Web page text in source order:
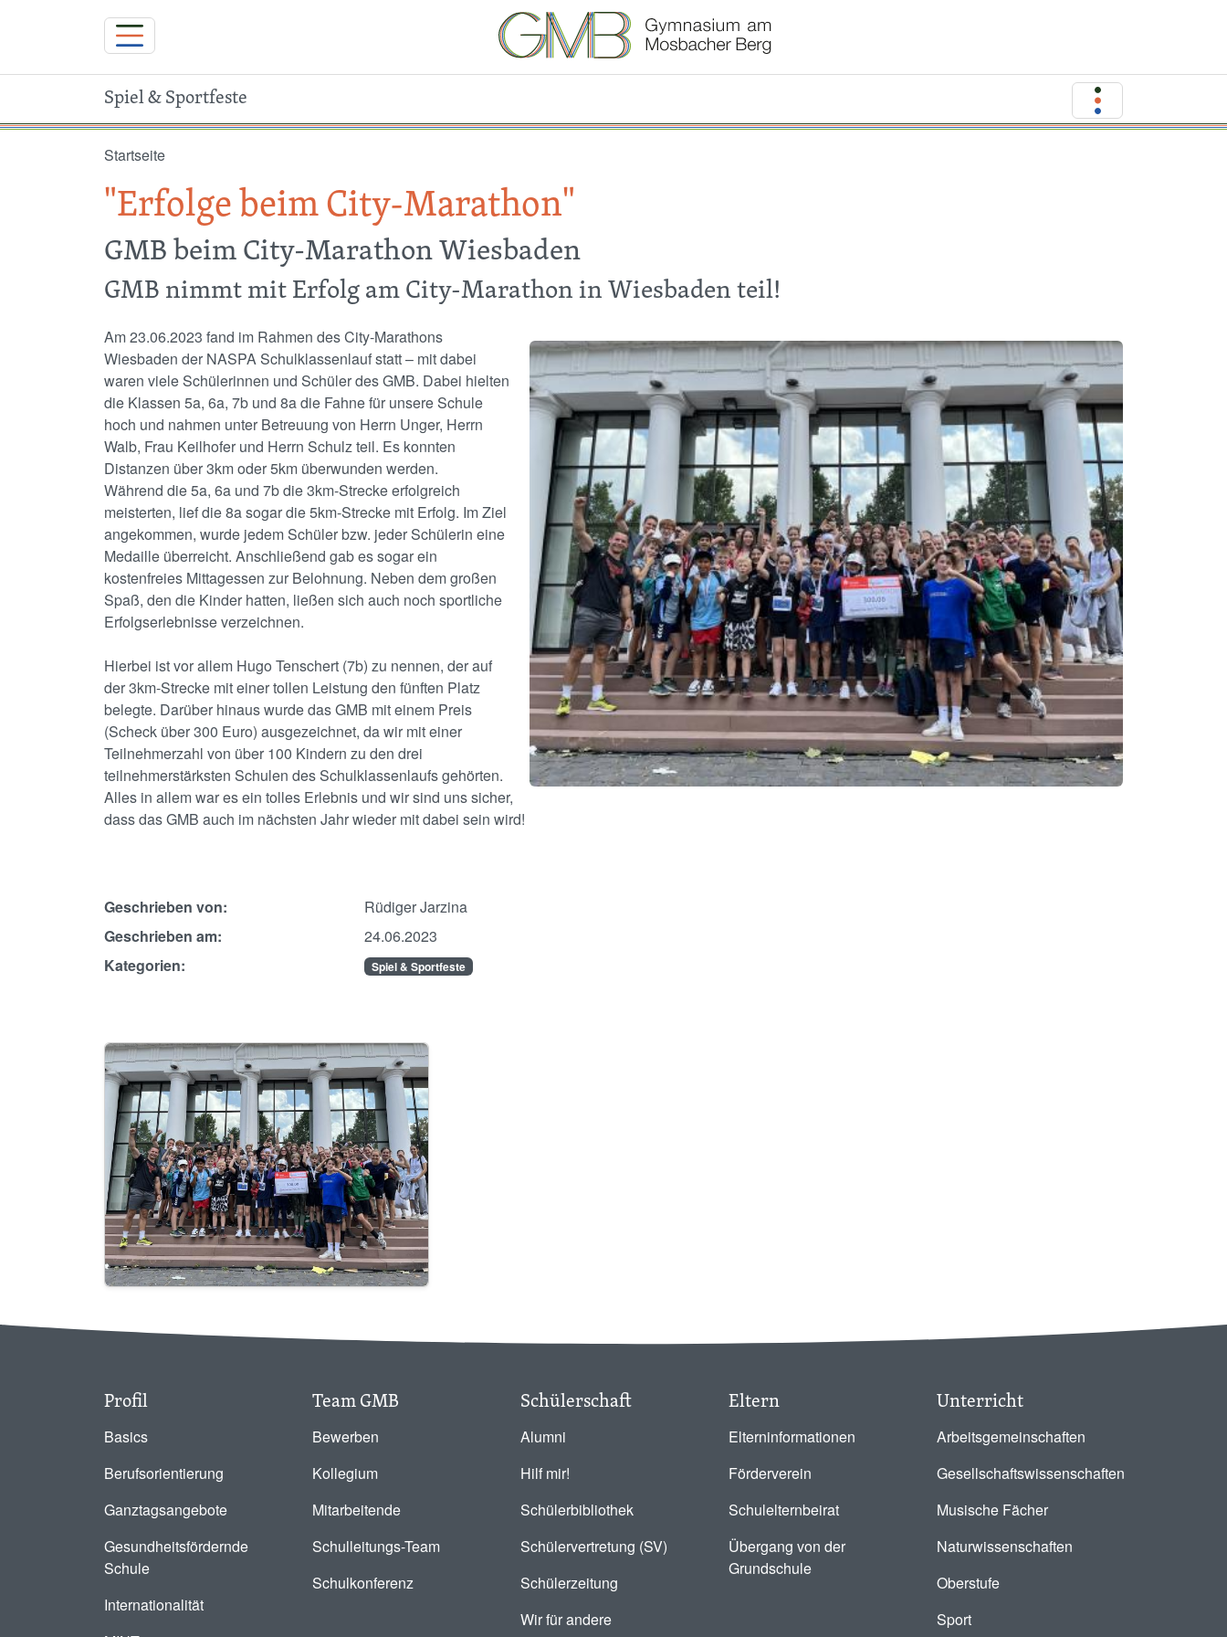
Spiel & Sportfeste
Startseite
"Erfolge beim City-Marathon"
GMB beim City-Marathon Wiesbaden
GMB nimmt mit Erfolg am City-Marathon in Wiesbaden teil!
Image
Am 23.06.2023 fand im Rahmen des City-Marathons
Wiesbaden der NASPA Schulklassenlauf statt – mit dabei
waren viele Schülerinnen und Schüler des GMB. Dabei hielten
die Klassen 5a, 6a, 7b und 8a die Fahne für unsere Schule
hoch und nahmen unter Betreuung von Herrn Unger, Herrn
Walb, Frau Keilhofer und Herrn Schulz teil. Es konnten
Distanzen über 3km oder 5km überwunden werden.
Während die 5a, 6a und 7b die 3km-Strecke erfolgreich
meisterten, lief die 8a sogar die 5km-Strecke mit Erfolg. Im Ziel
angekommen, wurde jedem Schüler bzw. jeder Schülerin eine
Medaille überreicht. Anschließend gab es sogar ein
kostenfreies Mittagessen zur Belohnung. Neben dem großen
Spaß, den die Kinder hatten, ließen sich auch noch sportliche
Erfolgserlebnisse verzeichnen.
Hierbei ist vor allem Hugo Tenschert (7b) zu nennen, der auf
der 3km-Strecke mit einer tollen Leistung den fünften Platz
belegte. Darüber hinaus wurde das GMB mit einem Preis
(Scheck über 300 Euro) ausgezeichnet, da wir mit einer
Teilnehmerzahl von über 100 Kindern zu den drei
teilnehmerstärksten Schulen des Schulklassenlaufs gehörten.
Alles in allem war es ein tolles Erlebnis und wir sind uns sicher,
dass das GMB auch im nächsten Jahr wieder mit dabei sein wird!
Geschrieben von:
Rüdiger Jarzina
Geschrieben am:
24.06.2023
Kategorien:
Spiel & Sportfeste
Image
Profil
Basics
Berufsorientierung
Ganztagsangebote
Gesundheitsfördernde
Schule
Internationalität
Team GMB
Bewerben
Kollegium
Mitarbeitende
Schulleitungs-Team
Schulkonferenz
Schülerschaft
Alumni
Hilf mir!
Schülerbibliothek
Schülervertretung (SV)
Schülerzeitung
Wir für andere
Eltern
Elterninformationen
Förderverein
Schulelternbeirat
Übergang von der
Grundschule
Unterricht
Arbeitsgemeinschaften
Gesellschaftswissenschaften
Musische Fächer
Naturwissenschaften
Oberstufe
Sport